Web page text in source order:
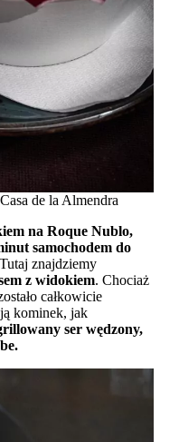
de la Almendra
na Roque Nublo,
samochodem do
znajdziemy
z widokiem. Chociaż
całkowicie
kominek, jak
ser wędzony,